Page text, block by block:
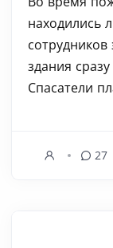
находились
cотрудников
здания
Спасатели
27